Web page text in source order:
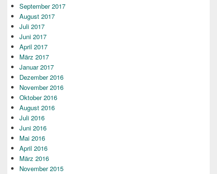
September 2017
August 2017
Juli 2017
Juni 2017
April 2017
März 2017
Januar 2017
Dezember 2016
November 2016
Oktober 2016
August 2016
Juli 2016
Juni 2016
Mai 2016
April 2016
März 2016
November 2015